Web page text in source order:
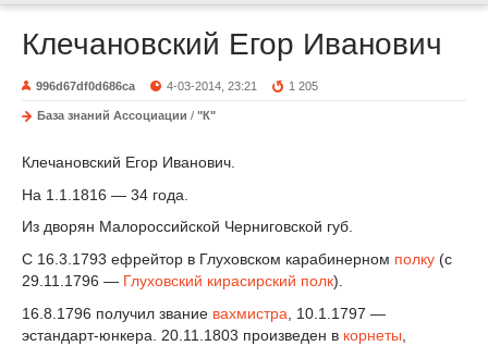
Клечановский Егор Иванович
996d67df0d686ca 4-03-2014, 23:21 1 205
База знаний Ассоциации / "К"
Клечановский Егор Иванович.
На 1.1.1816 — 34 года.
Из дворян Малороссийской Черниговской губ.
С 16.3.1793 ефрейтор в Глуховском карабинерном полку (с
29.11.1796 — Глуховский кирасирский полк).
16.8.1796 получил звание вахмистра , 10.1.1797 —
эстандарт-юнкера. 20.11.1803 произведен в корнеты